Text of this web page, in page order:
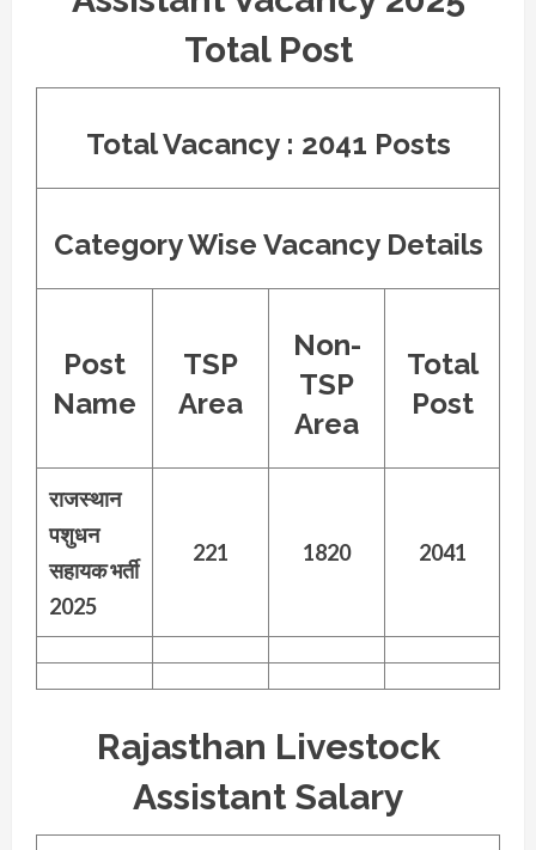
Total Post
Total Vacancy : 2041 Posts
Category Wise Vacancy Details
Post
Name
TSP
Area
Non-
TSP
Area
Total
Post
राजस्थान
पशुधन
सहायक भर्ती
2025
221 1820 2041
Rajasthan Livestock
Assistant Salary